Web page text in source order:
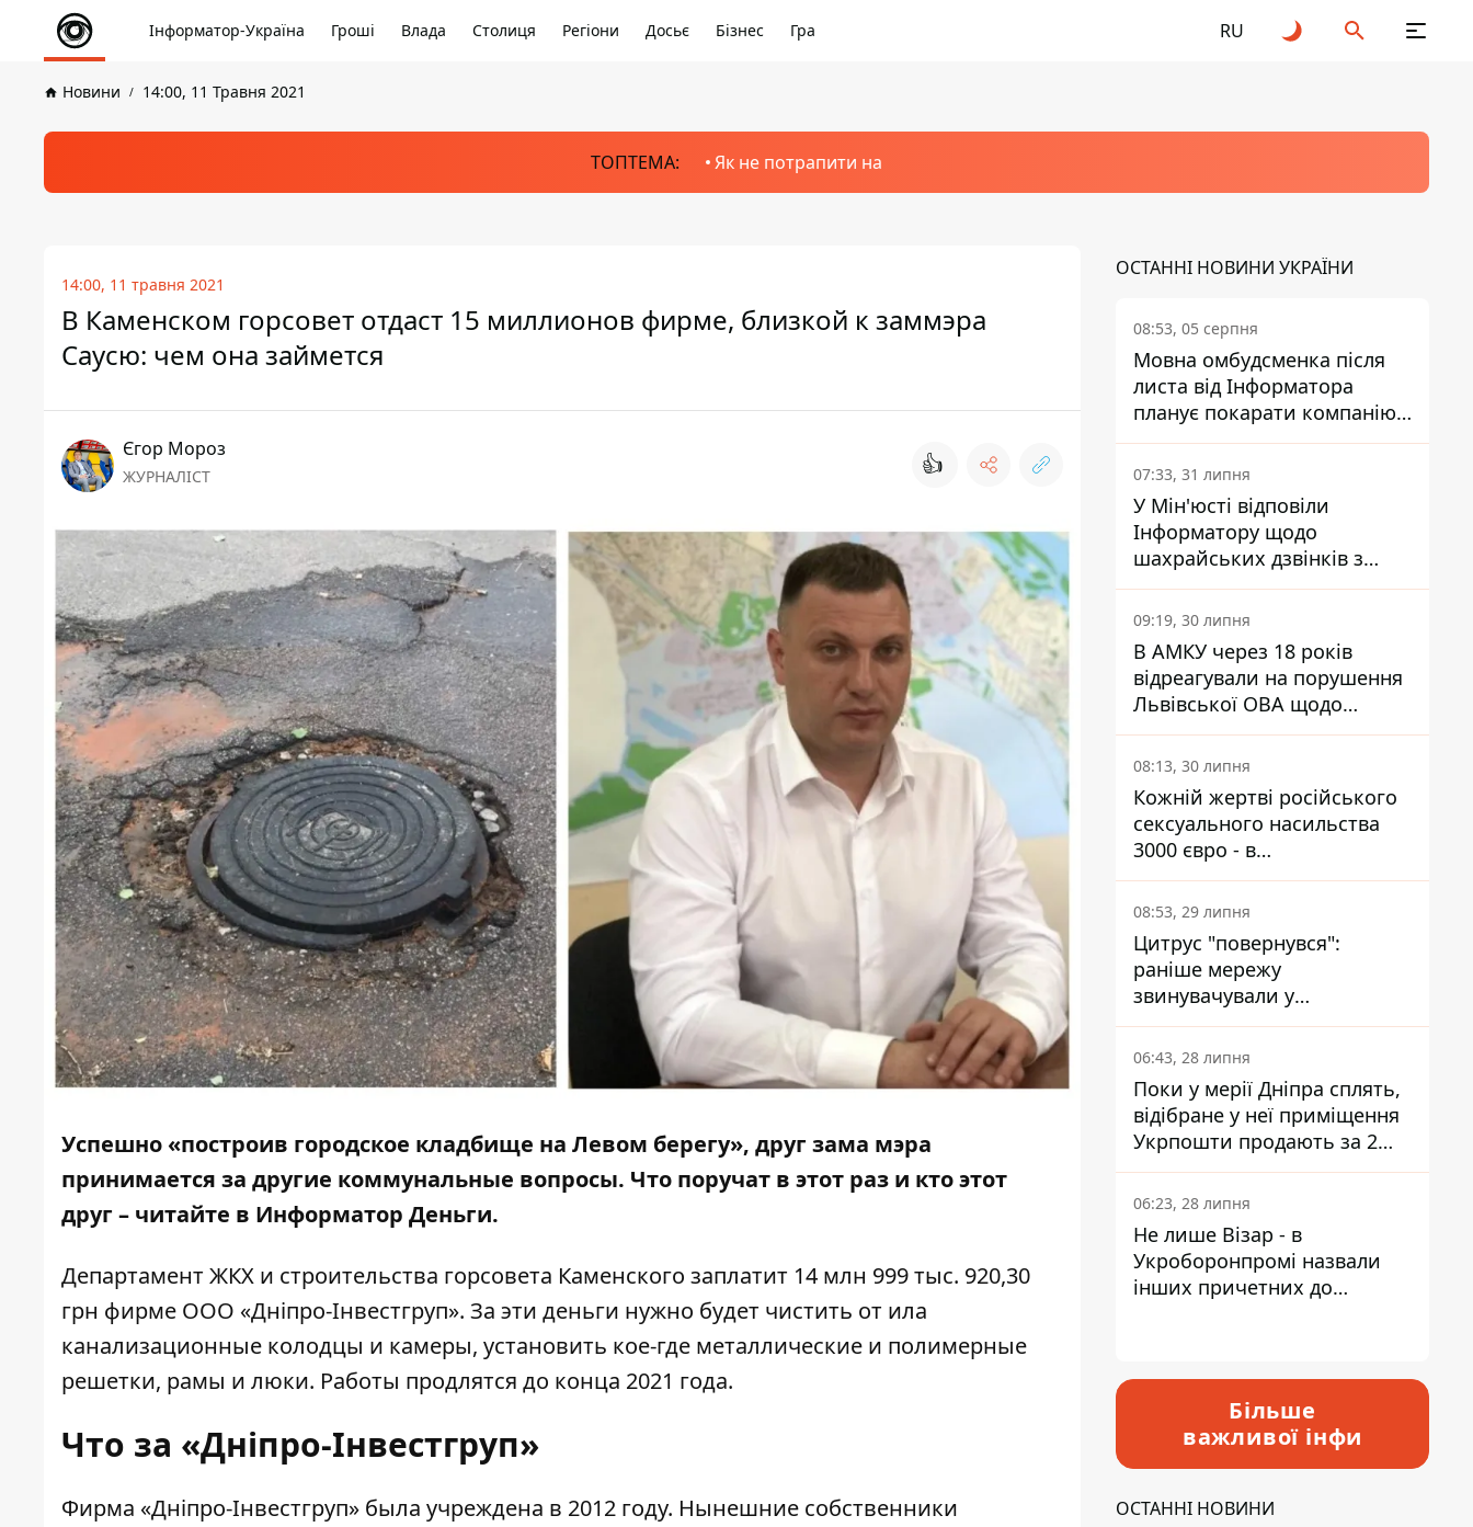
Інформатор-Україна Гроші Влада Столиця Регіони Досьє Бізнес Гра RU
Новини 14:00, 11 Травня 2021
ТОПТЕМА: Як не потрапити на
14:00, 11 травня 2021
В Каменском горсовет отдаст 15 миллионов фирме, близкой к заммэра
Саусю: чем она займется
Єгор Мороз
ЖУРНАЛІСТ 👍
Успешно «построив городское кладбище на Левом берегу», друг зама мэра
принимается за другие коммунальные вопросы. Что поручат в этот раз и кто этот
друг – читайте в Информатор Деньги.
Департамент ЖКХ и строительства горсовета Каменского заплатит 14 млн 999 тыс. 920,30
грн фирме ООО «Дніпро-Інвестгруп». За эти деньги нужно будет чистить от ила
канализационные колодцы и камеры, установить кое-где металлические и полимерные
решетки, рамы и люки. Работы продлятся до конца 2021 года.
Что за «Дніпро-Інвестгруп»
Фирма «Дніпро-Інвестгруп» была учреждена в 2012 году. Нынешние собственники
ОСТАННІ НОВИНИ УКРАЇНИ
08:53, 05 серпня
Мовна омбудсменка після
листа від Інформатора
планує покарати компанію-
підрядника ПриватБанку
07:33, 31 липня
У Мін'юсті відповіли
Інформатору щодо
шахрайських дзвінків з
камери Сумського СІЗО так,
що ніхто нічого не зрозумів
09:19, 30 липня
В АМКУ через 18 років
відреагували на порушення
Львівської ОВА щодо
харчування у закладах
освіти
08:13, 30 липня
Кожній жертві російського
сексуального насильства
3000 євро - в
Мінсоцполітики пояснили
Інформатору, звідки на це
гроші
08:53, 29 липня
Цитрус "повернувся":
раніше мережу
звинувачували у
контрабанді техніки та
ухиленні від сплати
податків
06:43, 28 липня
Поки у мерії Дніпра сплять,
відібране у неї приміщення
Укрпошти продають за 2
мільйони
06:23, 28 липня
Не лише Візар - в
Укроборонпромі назвали
інших причетних до
Більше
важливої інфи
ОСТАННІ НОВИНИ